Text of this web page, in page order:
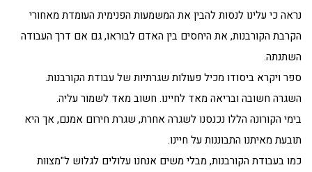
נראה כי עלינו לנסות להבין את המשמעות הפנימית העומדת מאחורי
הקרבת הקורבנות, את היחסים בין האדם לבוראו, גם אם דרך העבודה
השתנתה.
ספר ויקרא ביסודו מכיל פעולות שגרתיות של עבודת הקורבנות.
השגרה חשובה ובריאה מאד לחיינו. חשוב מאד לשמור עליה.
בימי הקורונה הללו נכנסנו לשגרה אחרת, שגרת חירום אמנם, אך היא
תובעת מאיתנו התבוננות על חיינו.
כמו בעבודת הקורבנות, מבלי משים אנחנו עלולים לגלוש ל"מצוות